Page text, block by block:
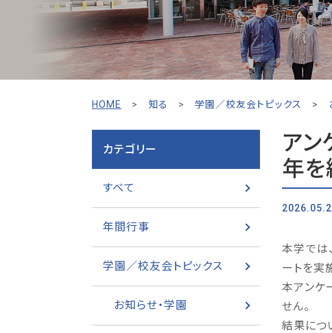
HOME > 知る >学園／校友会トピックス >
アン
年
本学では
ートを実
本アンケ
せん。
結果につ
カテゴリー
すべて
年間行事
学園／校友会トピックス
お知らせ・学園